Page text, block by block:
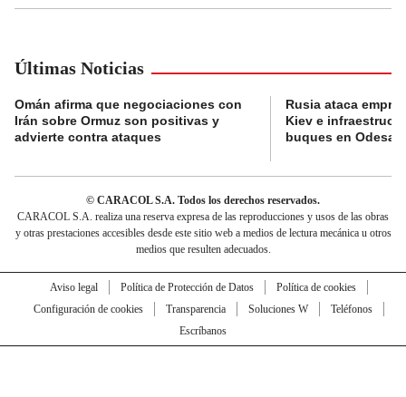
Últimas Noticias
Omán afirma que negociaciones con
Irán sobre Ormuz son positivas y
advierte contra ataques
Rusia ataca
Kiev e
buques en Odesa
© CARACOL S.A. Todos los derechos reservados.
CARACOL S.A. realiza una reserva expresa de las reproducciones y usos de las obras
y otras prestaciones accesibles desde este sitio web a medios de lectura mecánica u otros
medios que resulten adecuados.
Aviso legal Política de Protección de Datos
Política de cookies
Configuración de cookies
Transparencia Soluciones W
Teléfonos
Escríbanos